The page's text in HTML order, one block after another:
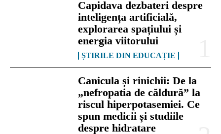
Capidava dezbateri despre
inteligența artificială,
explorarea spațiului și
energia viitorului
ȘTIRILE DIN EDUCAȚIE
Canicula și rinichii: De la
„nefropatia de căldură” la
riscul hiperpotasemiei. Ce
spun medicii și studiile
despre hidratare